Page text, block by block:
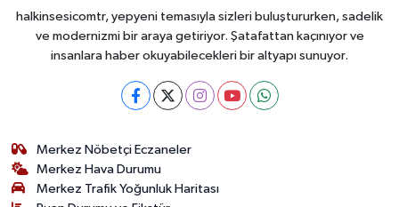
halkinsesicomtr, yepyeni temasıyla sizleri buluştururken, sadelik
ve modernizmi bir araya getiriyor. Şatafattan kaçınıyor ve
insanlara haber okuyabilecekleri bir altyapı sunuyor.
Merkez Nöbetçi Eczaneler
Merkez Hava Durumu
Merkez Trafik Yoğunluk Haritası